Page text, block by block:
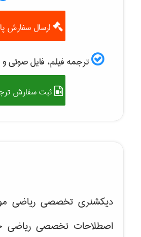
ارسال سفارش
ترجمه فیلم، فایل صوتی
ثبت سفارش
دیکشنری تخصصی ریاضی
اصطلاحات تخصصی ریاضی